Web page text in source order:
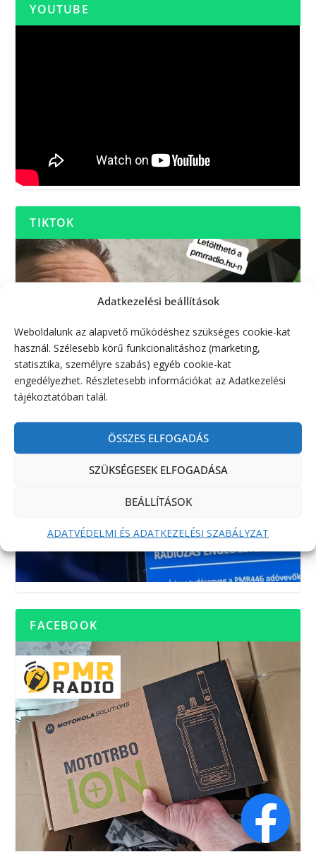
Adatkezelési beállítások
Weboldalunk az alapvető működéshez szükséges cookie-kat
használ. Szélesebb körű funkcionalitáshoz (marketing,
statisztika, személyre szabás) egyéb cookie-kat
engedélyezhet. Részletesebb információkat az Adatkezelési
tájékoztatóban talál.
ÖSSZES ELFOGADÁS
SZÜKSÉGESEK ELFOGADÁSA
BEÁLLÍTÁSOK
ADATVÉDELMI ÉS ADATKEZELÉSI SZABÁLYZAT
YOUTUBE
TIKTOK
FACEBOOK